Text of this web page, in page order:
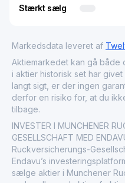
Stærkt sælg
Markedsdata leveret af
Aktiemarkedet kan gå både
i aktier historisk set har
langt sigt, er der ingen
derfor en risiko for, at du
tilbage.
INVESTER I MUNCHENER
GESELLSCHAFT MED
Ruckversicherungs-
Endavu’s
sælge aktier i Munchener